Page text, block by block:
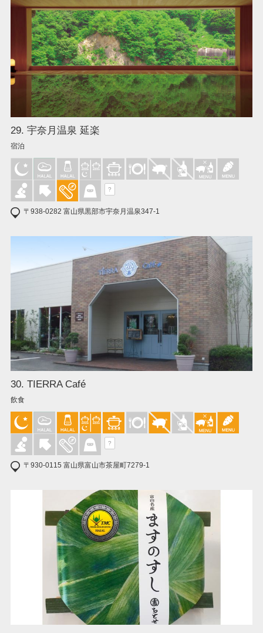
29. 宇奈月温泉 延楽
宿泊
?
〒938-0282 富山県黒部市宇奈月温泉347-1
30. TIERRA Café
飲食
?
〒930-0115 富山県富山市茶屋町7279-1